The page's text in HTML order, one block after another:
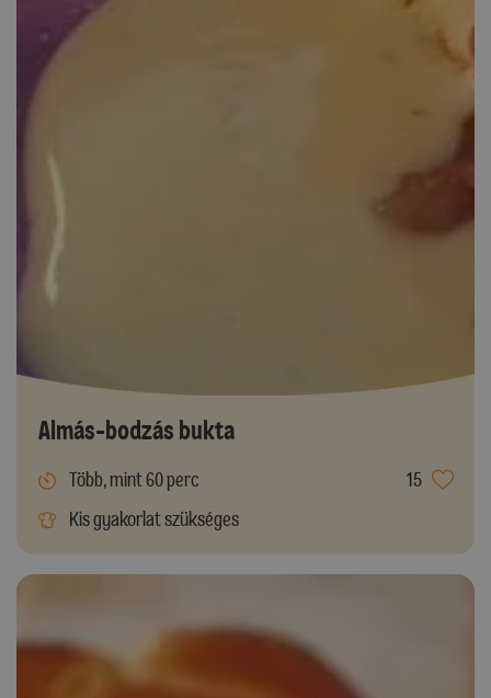
Almás-bodzás bukta
Több, mint 60 perc
15
Kis gyakorlat szükséges